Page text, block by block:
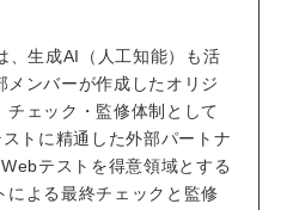
、生成AI（人工知能）も活
メンバーが作成したオリジ
チェック・監修体制として
トに精通した外部パートナ
テストを得意領域とする
による最終チェックと監修